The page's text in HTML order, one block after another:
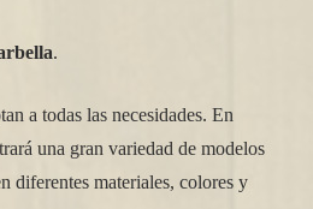
.
a todas las necesidades. En
una gran variedad de modelos
diferentes materiales, colores y